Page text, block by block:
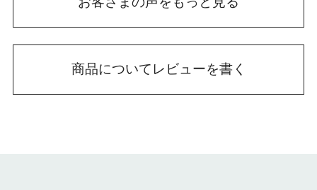
商品についてレビューを書く